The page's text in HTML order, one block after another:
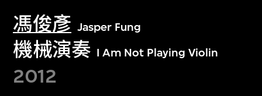
馮俊彥 Jasper Fung
機械演奏 I Am Not Playing Violin
2012
探索世界頂級的二十及二十一世紀視覺
文化藏品。